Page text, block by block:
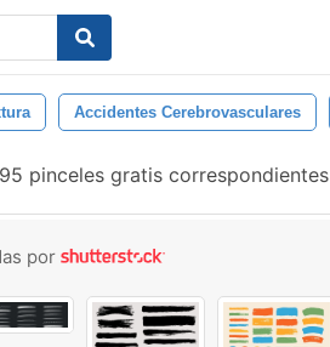
Accidentes Cerebrovasculares
pinceles gratis correspondientes
por